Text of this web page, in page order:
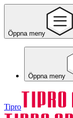
Öppna meny
Öppna meny
Tipro